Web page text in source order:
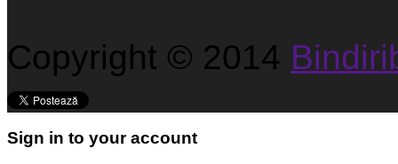
Copyright © 2014
Sign in to your account